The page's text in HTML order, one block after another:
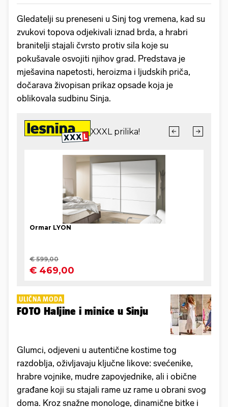
Gledatelji su preneseni u Sinj tog vremena, kad su
zvukovi topova odjekivali iznad brda, a hrabri
branitelji stajali čvrsto protiv sila koje su
pokušavale osvojiti njihov grad. Predstava je
mješavina napetosti, heroizma i ljudskih priča,
dočarava živopisan prikaz opsade koja je
oblikovala sudbinu Sinja.
ULIČNA MODA
FOTO Haljine i minice u Sinju
Glumci, odjeveni u autentične kostime tog
razdoblja, oživljavaju ključne likove: svećenike,
hrabre vojnike, mudre zapovjednike, ali i obične
građane koji su stajali rame uz rame u obrani svog
doma. Kroz snažne monologe, dinamične bitke i